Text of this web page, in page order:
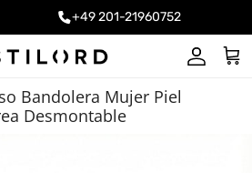
+49 201-21960752
Cuenta
Bandolera Mujer Piel
Desmontable